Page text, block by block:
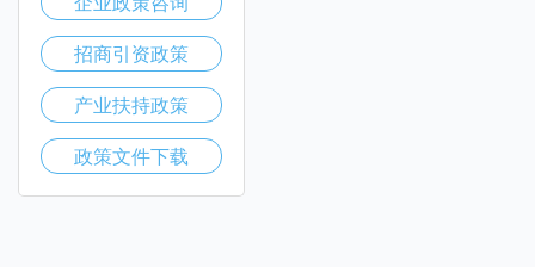
招商引资政策
产业扶持政策
政策文件下载